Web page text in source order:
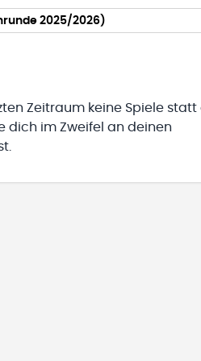
2025/2026)
Zeitraum keine Spiele
dich im Zweifel an deinen